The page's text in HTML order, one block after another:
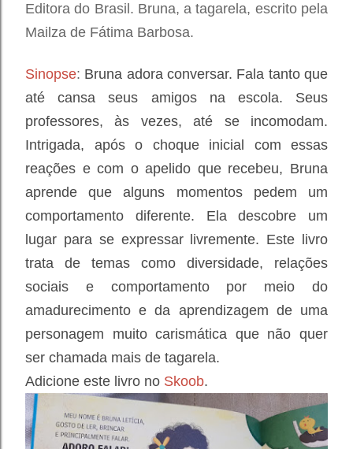
Editora do Brasil. Bruna, a tagarela, escrito pela
Mailza de Fátima Barbosa.
Sinopse: Bruna adora conversar. Fala tanto que
até cansa seus amigos na escola. Seus
professores, às vezes, até se incomodam.
Intrigada, após o choque inicial com essas
reações e com o apelido que recebeu, Bruna
aprende que alguns momentos pedem um
comportamento diferente. Ela descobre um
lugar para se expressar livremente. Este livro
trata de temas como diversidade, relações
sociais e comportamento por meio do
amadurecimento e da aprendizagem de uma
personagem muito carismática que não quer
ser chamada mais de tagarela.
Adicione este livro no Skoob.